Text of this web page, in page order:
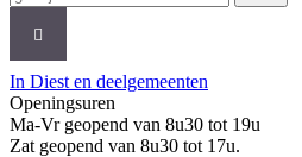
In Diest en deelgemeenten
Openingsuren
Ma-Vr geopend van 8u30 tot 19u
Zat geopend van 8u30 tot 17u.